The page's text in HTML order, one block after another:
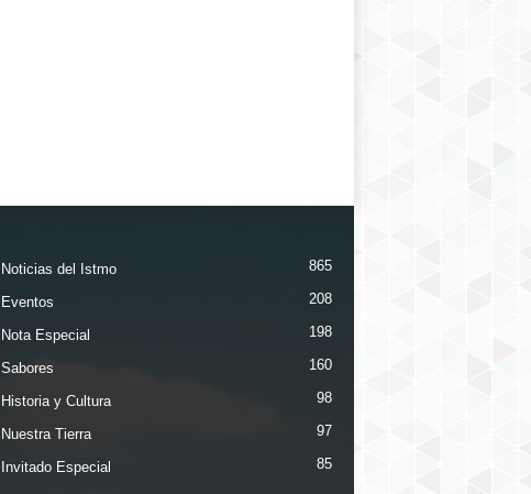
Noticias del Istmo 865
Eventos 208
Nota Especial 198
Sabores 160
Historia y Cultura 98
Nuestra Tierra 97
Invitado Especial 85